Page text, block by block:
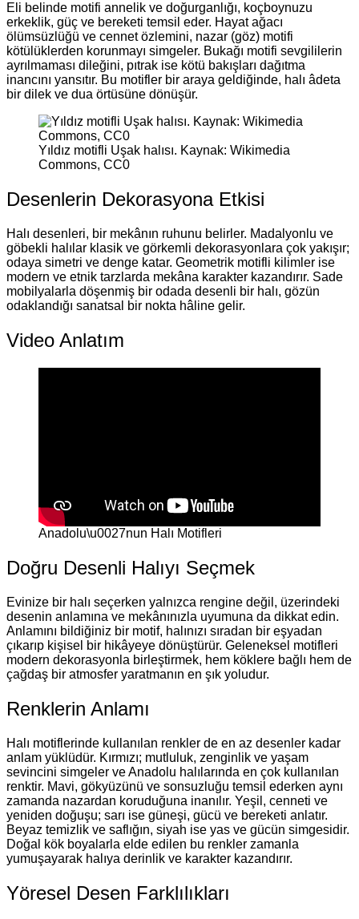
Eli belinde motifi annelik ve doğurganlığı, koçboynuzu
erkeklik, güç ve bereketi temsil eder. Hayat ağacı
ölümsüzlüğü ve cennet özlemini, nazar (göz) motifi
kötülüklerden korunmayı simgeler. Bukağı motifi sevgililerin
ayrılmaması dileğini, pıtrak ise kötü bakışları dağıtma
inancını yansıtır. Bu motifler bir araya geldiğinde, halı âdeta
bir dilek ve dua örtüsüne dönüşür.
Yıldız motifli Uşak halısı. Kaynak: Wikimedia
Commons, CC0
Desenlerin Dekorasyona Etkisi
Halı desenleri, bir mekânın ruhunu belirler. Madalyonlu ve
göbekli halılar klasik ve görkemli dekorasyonlara çok yakışır;
odaya simetri ve denge katar. Geometrik motifli kilimler ise
modern ve etnik tarzlarda mekâna karakter kazandırır. Sade
mobilyalarla döşenmiş bir odada desenli bir halı, gözün
odaklandığı sanatsal bir nokta hâline gelir.
Video Anlatım
Anadolu\u0027nun Halı Motifleri
Doğru Desenli Halıyı Seçmek
Evinize bir halı seçerken yalnızca rengine değil, üzerindeki
desenin anlamına ve mekânınızla uyumuna da dikkat edin.
Anlamını bildiğiniz bir motif, halınızı sıradan bir eşyadan
çıkarıp kişisel bir hikâyeye dönüştürür. Geleneksel motifleri
modern dekorasyonla birleştirmek, hem köklere bağlı hem de
çağdaş bir atmosfer yaratmanın en şık yoludur.
Renklerin Anlamı
Halı motiflerinde kullanılan renkler de en az desenler kadar
anlam yüklüdür. Kırmızı; mutluluk, zenginlik ve yaşam
sevincini simgeler ve Anadolu halılarında en çok kullanılan
renktir. Mavi, gökyüzünü ve sonsuzluğu temsil ederken aynı
zamanda nazardan koruduğuna inanılır. Yeşil, cenneti ve
yeniden doğuşu; sarı ise güneşi, gücü ve bereketi anlatır.
Beyaz temizlik ve saflığın, siyah ise yas ve gücün simgesidir.
Doğal kök boyalarla elde edilen bu renkler zamanla
yumuşayarak halıya derinlik ve karakter kazandırır.
Yöresel Desen Farklılıkları